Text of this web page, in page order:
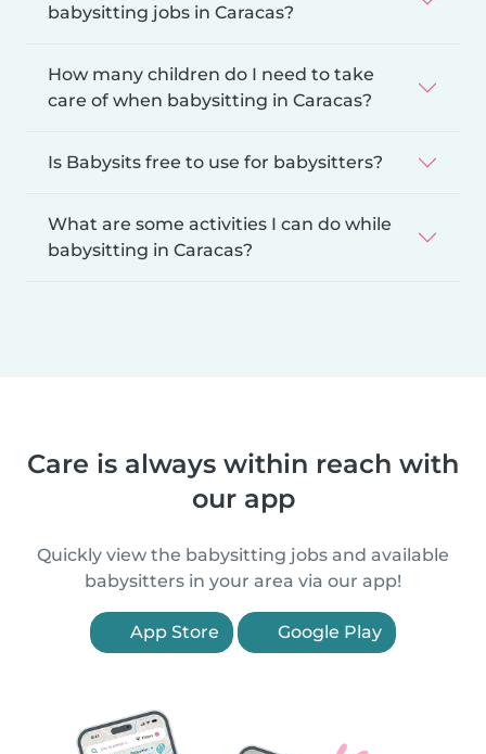
babysitting jobs in Caracas?
How many children do I need to take
care of when babysitting in Caracas?
Is Babysits free to use for babysitters?
What are some activities I can do while
babysitting in Caracas?
Care is always within reach with
our app
Quickly view the babysitting jobs and available
babysitters in your area via our app!
App Store Google Play